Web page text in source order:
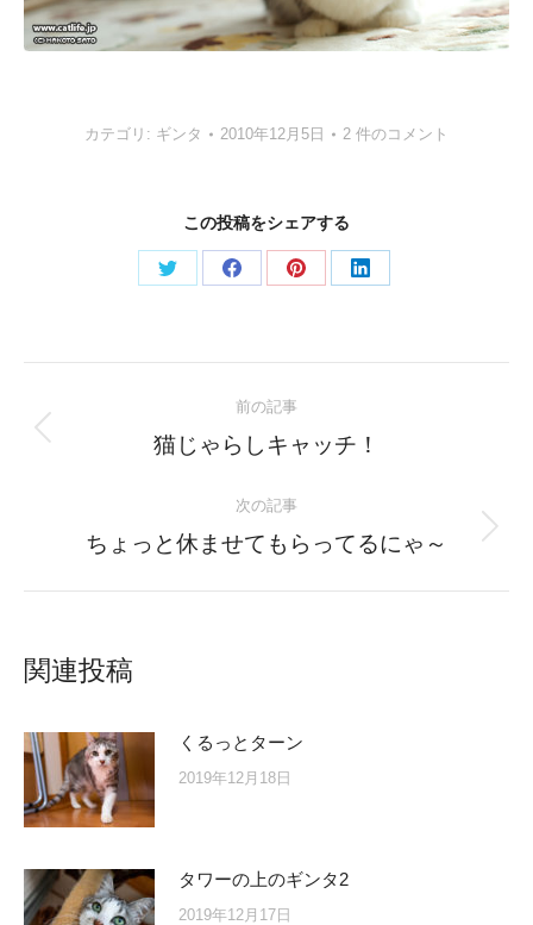
カテゴリ: ギンタ 2010年12月5日 2 件のコメント
この投稿をシェアする
Share
Share
Share
Share
navigation
前の記事
Previous
猫じゃらしキャッチ！
次の記事
Next
ちょっと休ませてもらってるにゃ～
関連投稿
くるっとターン
2019年12月18日
タワーの上のギンタ2
2019年12月17日